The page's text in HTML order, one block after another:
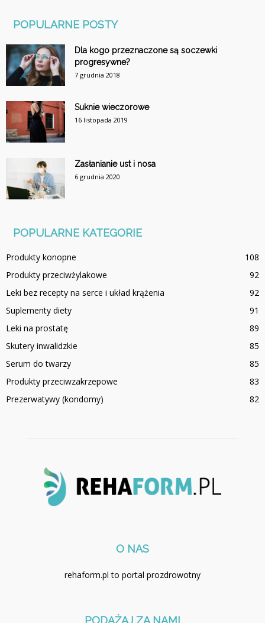
POPULARNE POSTY
Dla kogo przeznaczone są soczewki
progresywne?
7 grudnia 2018
Suknie wieczorowe
16 listopada 2019
Zasłanianie ust i nosa
6 grudnia 2020
POPULARNE KATEGORIE
Produkty konopne
108
Produkty przeciwżylakowe
92
Leki bez recepty na serce i układ krążenia
92
Suplementy diety
91
Leki na prostatę
89
Skutery inwalidzkie
85
Serum do twarzy
85
Produkty przeciwzakrzepowe
83
Prezerwatywy (kondomy)
82
O NAS
rehaform.pl to portal prozdrowotny
PODĄŻAJ ZA NAMI